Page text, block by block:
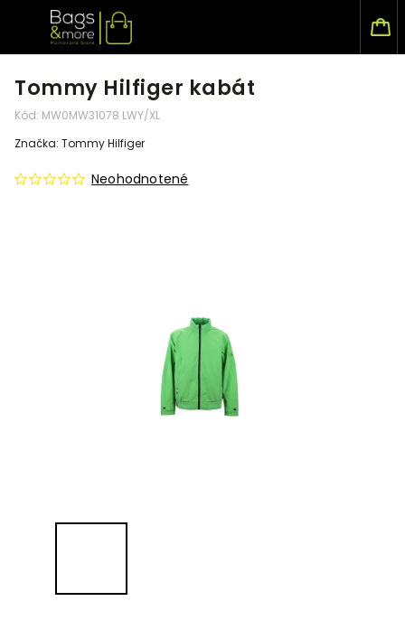
Tommy Hilfiger kabát
Kód: MW0MW31078 LWY/XL
Neohodnotené
Značka: Tommy Hilfiger